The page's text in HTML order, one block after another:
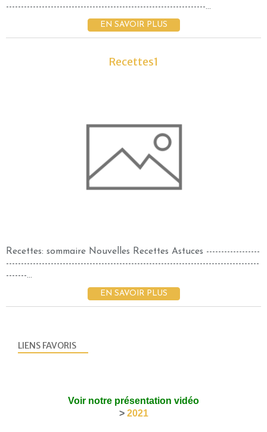
-------------------------------------------------------------------...
EN SAVOIR PLUS
Recettes1
Recettes: sommaire Nouvelles Recettes Astuces ------------------
-------------------------------------------------------------------------------------
-------...
EN SAVOIR PLUS
LIENS FAVORIS
Voir notre présentation vidéo
> 2021